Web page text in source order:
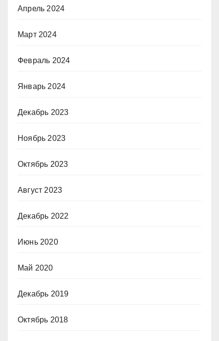
Апрель 2024
Март 2024
Февраль 2024
Январь 2024
Декабрь 2023
Ноябрь 2023
Октябрь 2023
Август 2023
Декабрь 2022
Июнь 2020
Май 2020
Декабрь 2019
Октябрь 2018